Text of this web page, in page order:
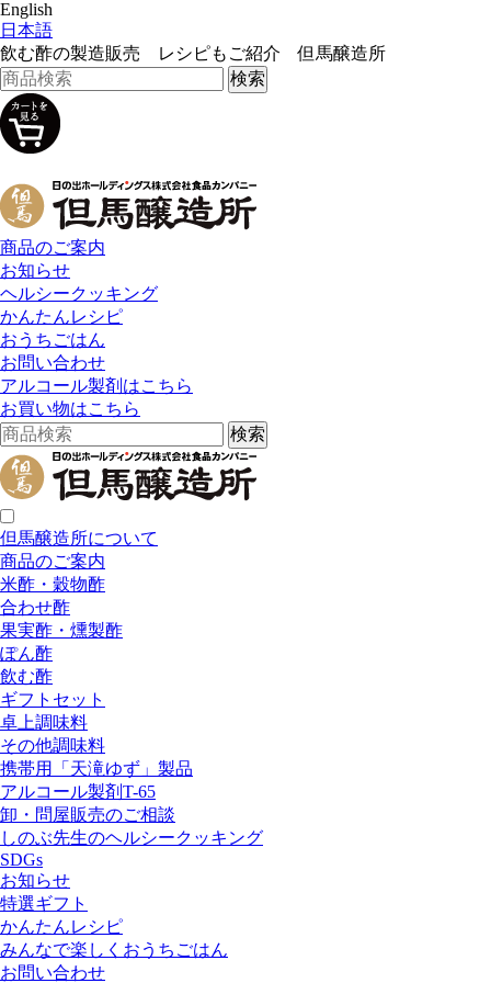
English
日本語
飲む酢の製造販売 レシピもご紹介 但馬醸造所
商品のご案内
お知らせ
ヘルシークッキング
かんたんレシピ
おうちごはん
お問い合わせ
アルコール製剤はこちら
お買い物はこちら
但馬醸造所について
商品のご案内
米酢・穀物酢
合わせ酢
果実酢・燻製酢
ぽん酢
飲む酢
ギフトセット
卓上調味料
その他調味料
携帯用「天滝ゆず」製品
アルコール製剤T-65
卸・問屋販売のご相談
しのぶ先生のヘルシークッキング
SDGs
お知らせ
特選ギフト
かんたんレシピ
みんなで楽しくおうちごはん
お問い合わせ